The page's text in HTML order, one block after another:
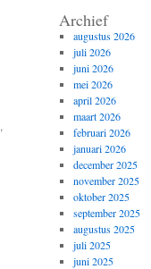
,
Archief
augustus 2026
juli 2026
juni 2026
mei 2026
april 2026
maart 2026
februari 2026
januari 2026
december 2025
november 2025
oktober 2025
september 2025
augustus 2025
juli 2025
juni 2025